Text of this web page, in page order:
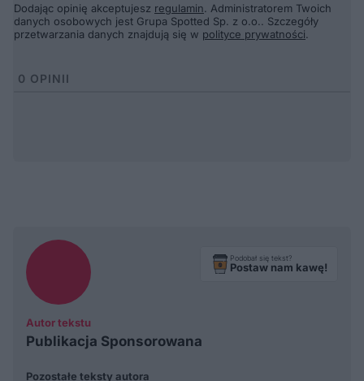
Dodając opinię akceptujesz regulamin. Administratorem Twoich
danych osobowych jest Grupa Spotted Sp. z o.o.. Szczegóły
przetwarzania danych znajdują się w polityce prywatności.
0 OPINII
Autor tekstu
Publikacja Sponsorowana
Podobał się tekst?
Postaw nam kawę!
Pozostałe teksty autora